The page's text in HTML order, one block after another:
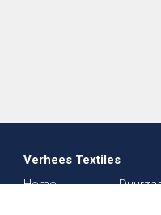
Verhees Textiles
Home